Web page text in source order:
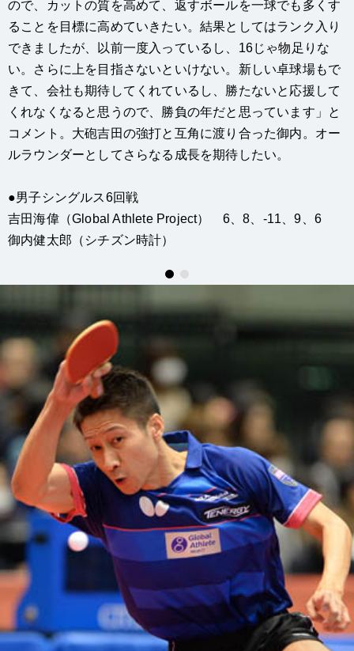
ので、カットの質を高めて、返すボールを一球でも多くす
ることを目標に高めていきたい。結果としてはランク入り
できましたが、以前一度入っているし、16じゃ物足りな
い。さらに上を目指さないといけない。新しい卓球場もで
きて、会社も期待してくれているし、勝たないと応援して
くれなくなると思うので、勝負の年だと思っています」と
コメント。大砲吉田の強打と互角に渡り合った御内。オー
ルラウンダーとしてさらなる成長を期待したい。
●男子シングルス6回戦
吉田海偉（Global Athlete Project） 6、8、-11、9、6
御内健太郎（シチズン時計）